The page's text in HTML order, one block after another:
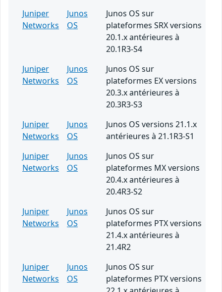
Juniper
Networks
Junos
OS
Junos OS sur
plateformes SRX versions
20.1.x antérieures à
20.1R3-S4
Juniper
Networks
Junos
OS
Junos OS sur
plateformes EX versions
20.3.x antérieures à
20.3R3-S3
Juniper
Networks
Junos
OS
Junos OS versions 21.1.x
antérieures à 21.1R3-S1
Juniper
Networks
Junos
OS
Junos OS sur
plateformes MX versions
20.4.x antérieures à
20.4R3-S2
Juniper
Networks
Junos
OS
Junos OS sur
plateformes PTX versions
21.4.x antérieures à
21.4R2
Juniper
Networks
Junos
OS
Junos OS sur
plateformes PTX versions